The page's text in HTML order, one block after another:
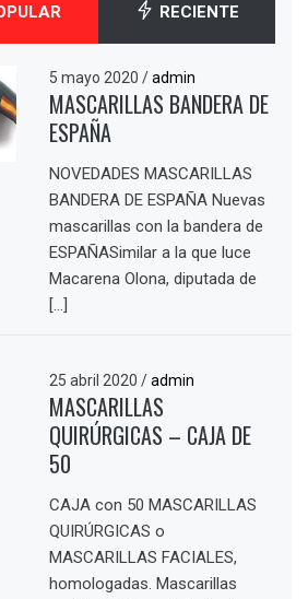
RECIENTE
5 mayo 2020/ admin
MASCARILLAS BANDERA DE
ESPAÑA
NOVEDADES MASCARILLAS
BANDERA DE ESPAÑA Nuevas
mascarillas con la bandera de
ESPAÑASimilar a la que luce
Macarena Olona, diputada de
[…]
25 abril 2020/ admin
MASCARILLAS
QUIRÚRGICAS – CAJA DE
50
CAJA con 50 MASCARILLAS
QUIRÚRGICAS o
MASCARILLAS FACIALES,
homologadas. Mascarillas